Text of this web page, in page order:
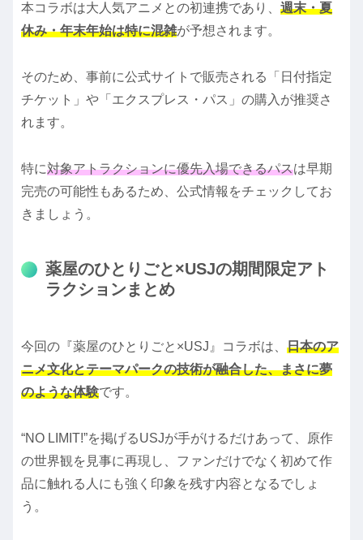
本コラボは大人気アニメとの初連携であり、 週末・夏
休み・年末年始は特に混雑が予想されます。
そのため、事前に公式サイトで販売される「日付指定
チケット」や「エクスプレス・パス」の購入が推奨さ
れます。
特に対象アトラクションに優先入場できるパスは早期
完売の可能性もあるため、公式情報をチェックしてお
きましょう。
薬屋のひとりごと×USJの期間限定アト
ラクションまとめ
今回の『薬屋のひとりごと×USJ』コラボは、 日本のア
ニメ文化とテーマパークの技術が融合した、まさに夢
のような体験です。
“NO LIMIT!”を掲げるUSJが手がけるだけあって、原作
の世界観を見事に再現し、ファンだけでなく初めて作
品に触れる人にも強く印象を残す内容となるでしょ
う。